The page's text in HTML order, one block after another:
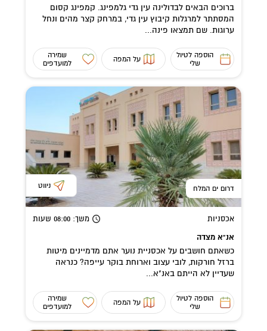
ברוכים הבאים לבדולינה עין גדי גלמפינג. קמפינג קסום
המסתתר למרגלות קיבוץ עין גדי, במרחק קצר מהים ונחל
ערוגות. שם תמצאו פינה...
הוספה לטיול
שלי
על המפה
שמירה
למועדפים
דרום ים המלח ניווט
אכסניות משך: 08:00 שעות
אנ"א מצדה
כשאתם חושבים על אכסניית נוער אתם מדמיינים מיטות
ברזל חורקות, לובי עצוב וארוחת בוקר עייפה? כנראה
שעדיין לא הייתם באנ"א...
הוספה לטיול
שלי
על המפה
שמירה
למועדפים